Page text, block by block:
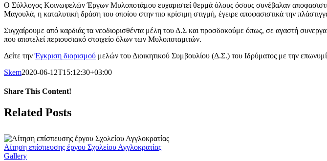
Ο Σύλλογος Κοινωφελών Έργων Μυλοποτάμου ευχαριστεί θερμά όλους όσους συνέβαλαν
Μαγουλά, η καταλυτική δράση του οποίου στην πιο κρίσιμη στιγμή, έγειρε αποφασιστικά την
Συγχαίρουμε από καρδιάς τα νεοδιορισθέντα μέλη του Δ.Σ και προσδοκούμε όπως, σε αγαστή
που αποτελεί περιουσιακό στοιχείο όλων των Μυλοποταμιτών.
Δείτε τηνΈγκριση διορισμού μελών του Διοικητικού Συμβουλίου (Δ.Σ.) του Ιδρύματος με την
Skem2020-06-12T15:12:30+03:00
Share This Content!
Facebook
Twitter
LinkedIn
Tumblr
Pinterest
Email
Related Posts
Αίτηση επίσπευσης έργου Σχολείου Αγγλοκρατίας
Gallery